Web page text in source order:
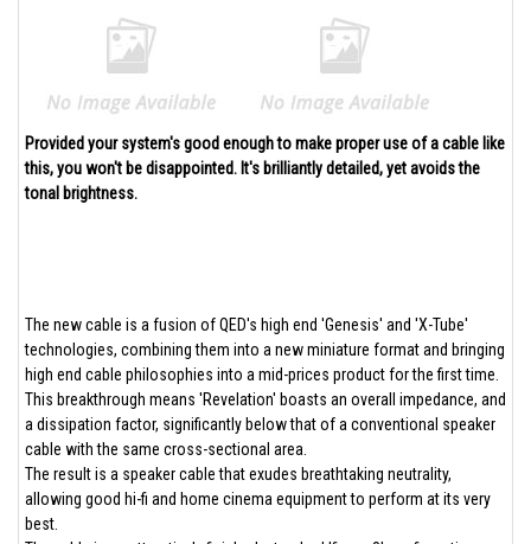
Provided your system's good enough to make proper use of a cable like
this, you won't be disappointed. It's brilliantly detailed, yet avoids the
tonal brightness.
The new cable is a fusion of QED's high end 'Genesis' and 'X-Tube'
technologies, combining them into a new miniature format and bringing
high end cable philosophies into a mid-prices product for the first time.
This breakthrough means 'Revelation' boasts an overall impedance, and
a dissipation factor, significantly below that of a conventional speaker
cable with the same cross-sectional area.
The result is a speaker cable that exudes breathtaking neutrality,
allowing good hi-fi and home cinema equipment to perform at its very
best.